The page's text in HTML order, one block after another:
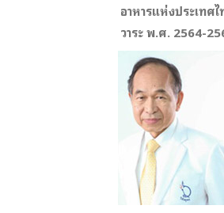
อาหารแห่งประเทศ
วาระ พ.ศ. 2564-